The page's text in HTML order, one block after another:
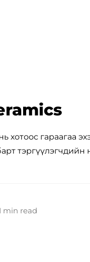
хотоос гараагаа
тэргүүлэгчдийн
min read